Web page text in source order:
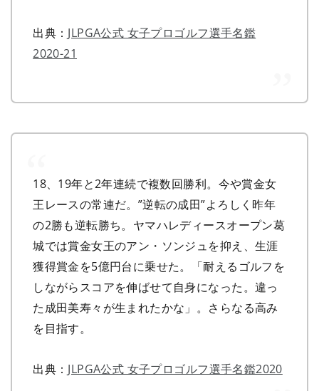
出典： JLPGA公式 女子プロゴルフ選手名鑑
2020-21
18、19年と2年連続で複数回勝利。今や賞金女
王レースの常連だ。”逆転の成田”よろしく昨年
の2勝も逆転勝ち。ヤマハレディースオープン葛
城では賞金女王のアン・ソンジュを抑え、生涯
獲得賞金を5億円台に乗せた。「耐えるゴルフを
しながらスコアを伸ばせて自身になった。違っ
た成田美寿々が生まれたかな」。さらなる高み
を目指す。
出典： JLPGA公式 女子プロゴルフ選手名鑑2020